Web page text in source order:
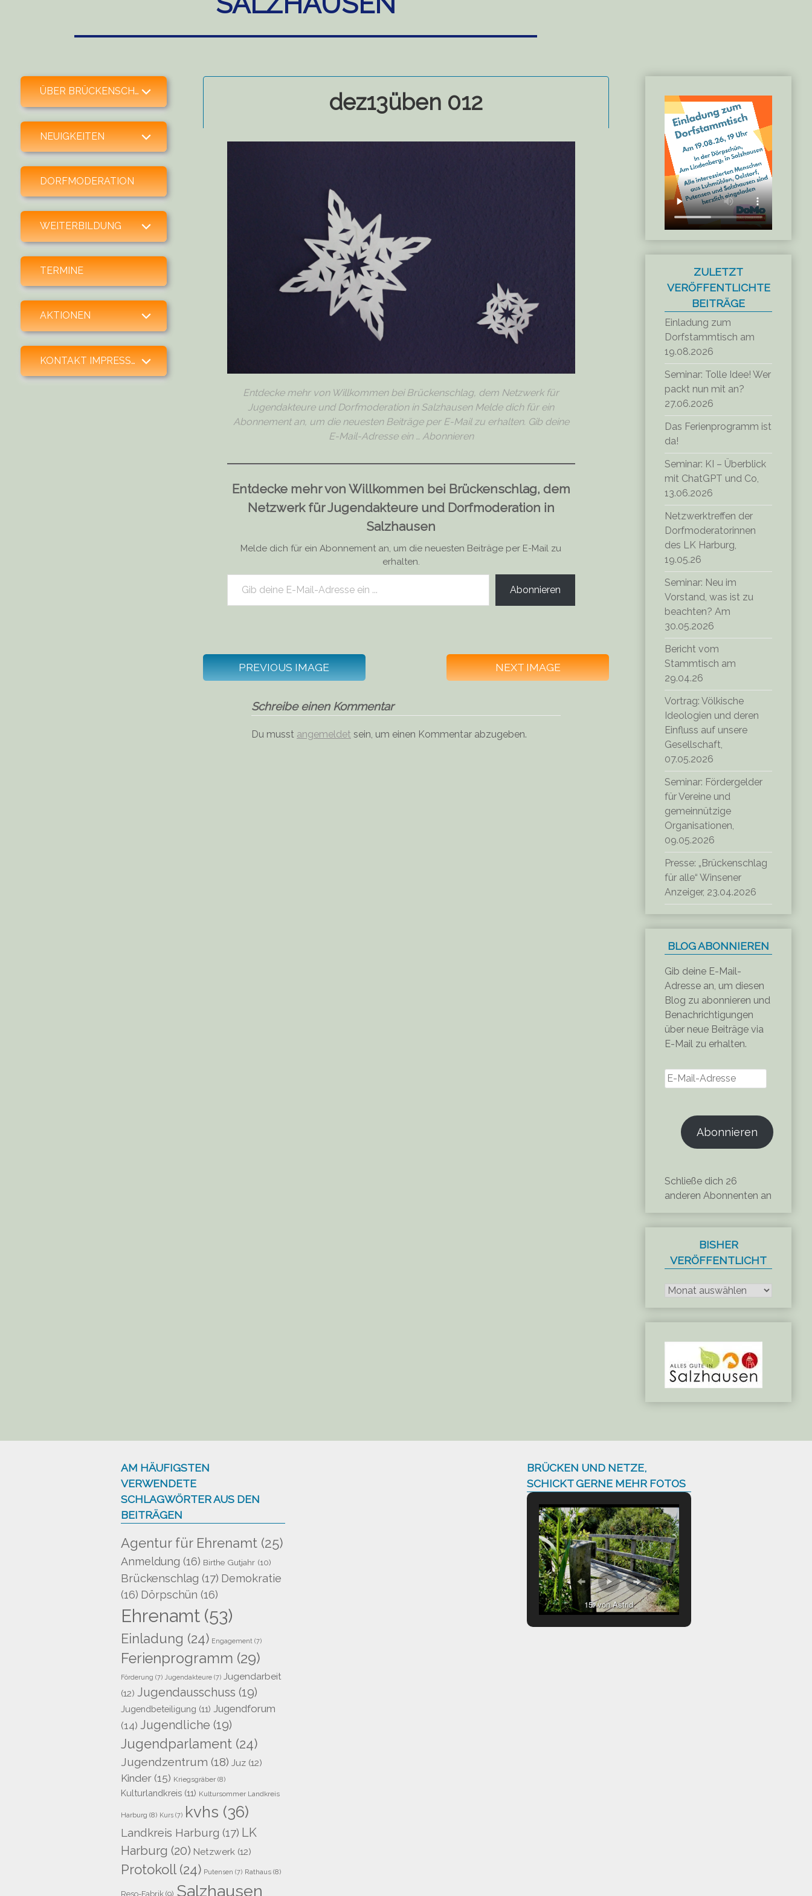
ÜBER BRÜCKENSCHLAGexpand child menu
NEUIGKEITEN expand child menu
DORFMODERATION
WEITERBILDUNG expand child menu
TERMINE
AKTIONEN expand child menu
KONTAKT IMPRESSUM SPENDEN expand child menu
dez13üben 012
Entdecke mehr von Willkommen bei Brückenschlag, dem Netzwerk für
Jugendakteure und Dorfmoderation in Salzhausen Melde dich für ein
Abonnement an, um die neuesten Beiträge per E-Mail zu erhalten. Gib deine
E-Mail-Adresse ein … Abonnieren
Entdecke mehr von Willkommen bei Brückenschlag, dem
Netzwerk für Jugendakteure und Dorfmoderation in
Salzhausen
Melde dich für ein Abonnement an, um die neuesten Beiträge per E-Mail zu
erhalten.
Gib deine E-Mail-Adresse ein ...
Abonnieren
PREVIOUS IMAGE NEXT IMAGE
Schreibe einen Kommentar
Du musst angemeldet sein, um einen Kommentar abzugeben.
ZULETZT
VERÖFFENTLICHTE
BEITRÄGE
Einladung zum
Dorfstammtisch am
19.08.2026
Seminar: Tolle Idee! Wer
packt nun mit an?
27.06.2026
Das Ferienprogramm ist
da!
Seminar: KI – Überblick
mit ChatGPT und Co,
13.06.2026
Netzwerktreffen der
Dorfmoderatorinnen
des LK Harburg,
19.05.26
Seminar: Neu im
Vorstand, was ist zu
beachten? Am
30.05.2026
Bericht vom
Stammtisch am
29.04.26
Vortrag: Völkische
Ideologien und deren
Einfluss auf unsere
Gesellschaft,
07.05.2026
Seminar: Fördergelder
für Vereine und
gemeinnützige
Organisationen,
09.05.2026
Presse: „Brückenschlag
für alle“ Winsener
Anzeiger, 23.04.2026
BLOG ABONNIEREN
Gib deine E-Mail-
Adresse an, um diesen
Blog zu abonnieren und
Benachrichtigungen
über neue Beiträge via
E-Mail zu erhalten.
E-
Mail-
Abonnieren
Schließe dich 26
anderen Abonnenten an
BISHER
VERÖFFENTLICHT
veröffentlicht
AM HÄUFIGSTEN
VERWENDETE
SCHLAGWÖRTER AUS DEN
BEITRÄGEN
Agentur für Ehrenamt (25)
Anmeldung (16) Birthe Gutjahr (10)
Brückenschlag (17) Demokratie
(16) Dörpschün (16)
Ehrenamt (53)
Einladung (24) Engagement (7)
Ferienprogramm (29)
Förderung (7) Jugendakteure (7) Jugendarbeit
(12) Jugendausschuss (19)
Jugendbeteiligung (11) Jugendforum
(14) Jugendliche (19)
Jugendparlament (24)
Jugendzentrum (18) Juz (12)
Kinder (15) Kriegsgräber (8)
Kulturlandkreis (11) Kultursommer Landkreis
Harburg (8) Kurs (7) kvhs (36)
Landkreis Harburg (17) LK
Harburg (20) Netzwerk (12)
Protokoll(24) Putensen (7) Rathaus (8)
Reso-Fabrik (9) Salzhausen
BRÜCKEN UND NETZE,
SCHICKT GERNE MEHR FOTOS
15. von Astrid